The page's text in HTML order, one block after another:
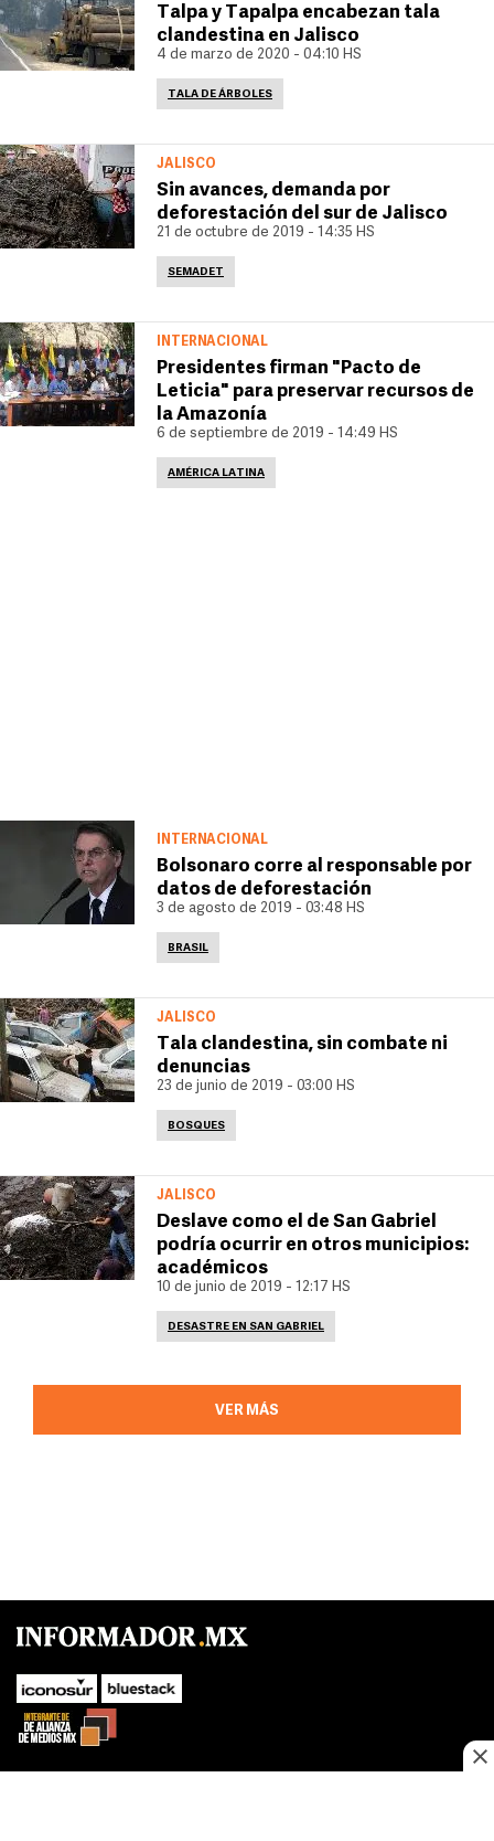
Talpa y Tapalpa encabezan tala
clandestina en Jalisco
4 de marzo de 2020 - 04:10 HS
TALA DE ÁRBOLES
JALISCO
Sin avances, demanda por
deforestación del sur de Jalisco
21 de octubre de 2019 - 14:35 HS
SEMADET
INTERNACIONAL
Presidentes firman "Pacto de
Leticia" para preservar recursos de
la Amazonía
6 de septiembre de 2019 - 14:49 HS
AMÉRICA LATINA
INTERNACIONAL
Bolsonaro corre al responsable por
datos de deforestación
3 de agosto de 2019 - 03:48 HS
BRASIL
JALISCO
Tala clandestina, sin combate ni
denuncias
23 de junio de 2019 - 03:00 HS
BOSQUES
JALISCO
Deslave como el de San Gabriel
podría ocurrir en otros municipios:
académicos
10 de junio de 2019 - 12:17 HS
DESASTRE EN SAN GABRIEL
VER MÁS